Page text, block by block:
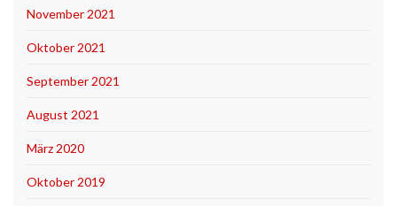
November 2021
Oktober 2021
September 2021
August 2021
März 2020
Oktober 2019